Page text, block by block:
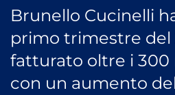
Brunello Cucinelli
primo trimestre del
fatturato oltre i 300
con un aumento